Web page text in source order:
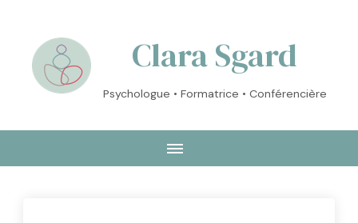
Clara Sgard
Psychologue • Formatrice • Conférencière